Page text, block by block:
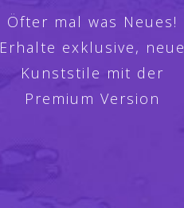
Öfter mal was Neues!
Erhalte exklusive, neue
Kunststile mit der
Premium Version